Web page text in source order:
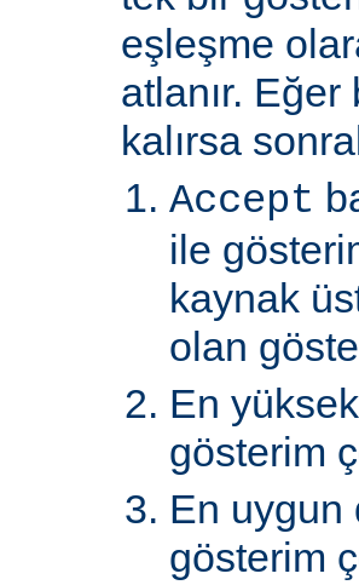
eşleşme
atlanır.
kalırsa
Accept
ile
kaynak
olan
En
gösterim
En uygun
gösterim